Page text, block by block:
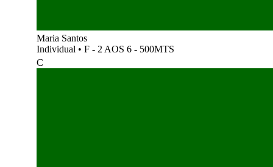
Maria Santos
Individual • F - 2 AOS 6 - 500MTS
C